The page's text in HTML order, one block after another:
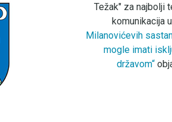
Težak" za najbolji
komunikacija
Milanovićevih
mogle imati
državom“